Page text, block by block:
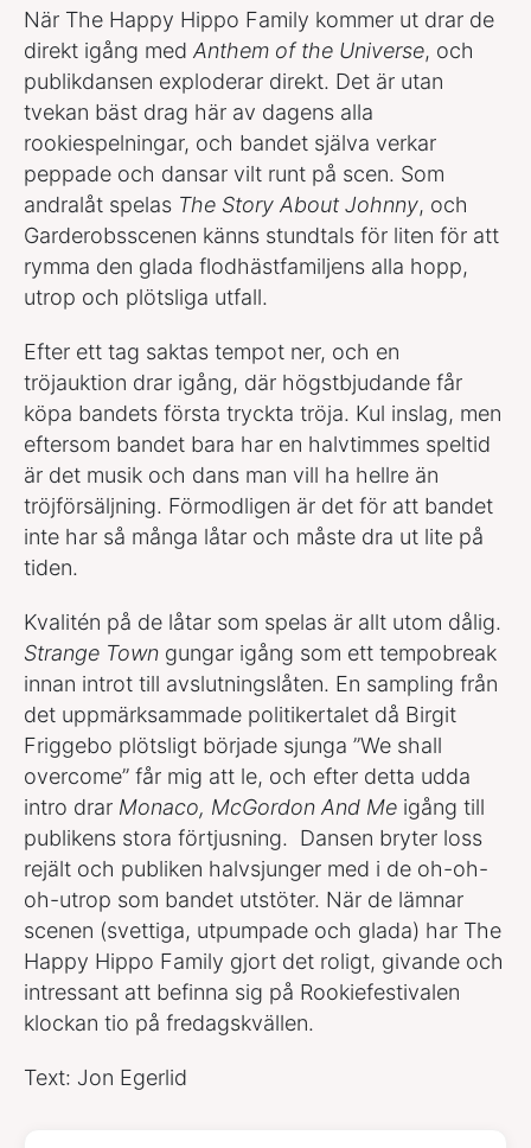
När The Happy Hippo Family kommer ut drar de
direkt igång med Anthem of the Universe, och
publikdansen exploderar direkt. Det är utan
tvekan bäst drag här av dagens alla
rookiespelningar, och bandet själva verkar
peppade och dansar vilt runt på scen. Som
andralåt spelas The Story About Johnny, och
Garderobsscenen känns stundtals för liten för att
rymma den glada flodhästfamiljens alla hopp,
utrop och plötsliga utfall.
Efter ett tag saktas tempot ner, och en
tröjauktion drar igång, där högstbjudande får
köpa bandets första tryckta tröja. Kul inslag, men
eftersom bandet bara har en halvtimmes speltid
är det musik och dans man vill ha hellre än
tröjförsäljning. Förmodligen är det för att bandet
inte har så många låtar och måste dra ut lite på
tiden.
Kvalitén på de låtar som spelas är allt utom dålig.
Strange Town gungar igång som ett tempobreak
innan introt till avslutningslåten. En sampling från
det uppmärksammade politikertalet då Birgit
Friggebo plötsligt började sjunga ”We shall
overcome” får mig att le, och efter detta udda
intro drar Monaco, McGordon And Me igång till
publikens stora förtjusning. Dansen bryter loss
rejält och publiken halvsjunger med i de oh-oh-
oh-utrop som bandet utstöter. När de lämnar
scenen (svettiga, utpumpade och glada) har The
Happy Hippo Family gjort det roligt, givande och
intressant att befinna sig på Rookiefestivalen
klockan tio på fredagskvällen.
Text: Jon Egerlid